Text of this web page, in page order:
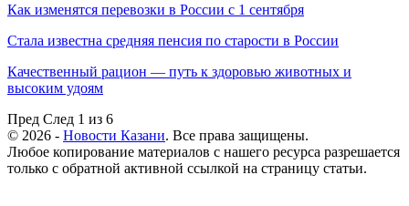
Как изменятся перевозки в России с 1 сентября
Стала известна средняя пенсия по старости в России
Качественный рацион — путь к здоровью животных и
высоким удоям
Пред След 1 из 6
© 2026 - Новости Казани. Все права защищены.
Любое копирование материалов с нашего ресурса разрешается
только с обратной активной ссылкой на страницу статьи.